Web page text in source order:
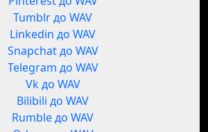
Tumblr до WAV
Linkedin до WAV
Snapchat до WAV
Telegram до WAV
Vk до WAV
Bilibili до WAV
Rumble до WAV